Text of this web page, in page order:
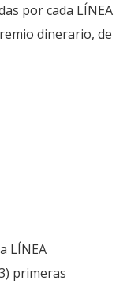
por cada LÍNEA
dinerario, de
LÍNEA
primeras